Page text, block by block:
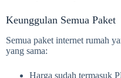
Keunggulan Semua Paket
Semua paket internet rumah
yang sama:
Harga sudah termasuk